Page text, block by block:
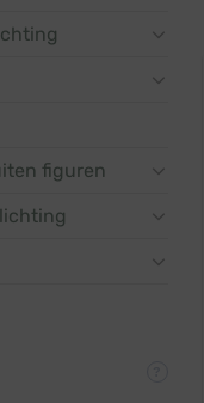
figuren